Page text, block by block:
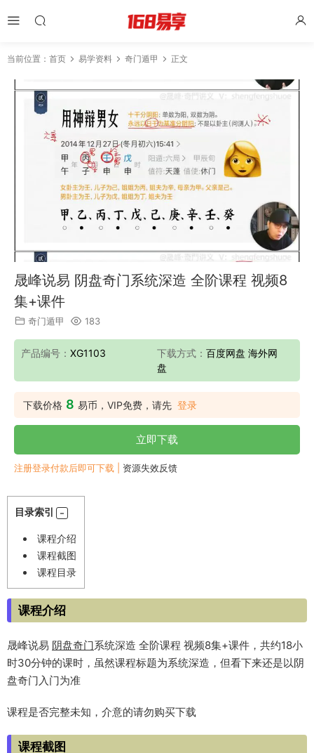
当前位置： 首页 易学资料 奇门遁甲 正文
晟峰说易 阴盘奇门系统深造 全阶课程 视频8
集+课件
奇门遁甲 183
产品编号： XG1103 下载方式： 百度网盘 海外网
盘
下载价格 8 易币，VIP免费，请先 登录
立即下载
注册登录付款后即可下载 | 资源失效反馈
目录索引
课程介绍
课程截图
课程目录
课程介绍
晟峰说易 阴盘奇门系统深造 全阶课程 视频8集+课件，共约18小
时30分钟的课时，虽然课程标题为系统深造，但看下来还是以阴
盘奇门入门为准
课程是否完整未知，介意的请勿购买下载
课程截图